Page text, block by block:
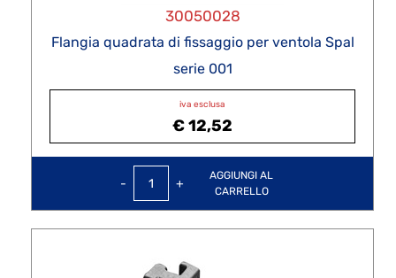
30050028
Flangia quadrata di fissaggio per ventola Spal
serie 001
iva esclusa
€ 12,52
QuantitàAGGIUNGI AL
CARRELLO